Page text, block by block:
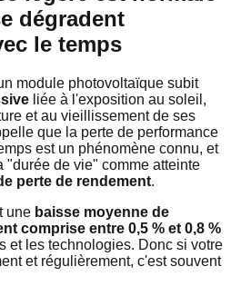
dégradent
le temps
module photovoltaïque subit
liée à l'exposition au soleil,
et au vieillissement de ses
que la perte de performance
est un phénomène connu, et
"durée de vie" comme atteinte
perte de rendement.
une baisse moyenne de
comprise entre 0,5 % et 0,8 %
et les technologies. Donc si votre
et régulièrement, c'est souvent